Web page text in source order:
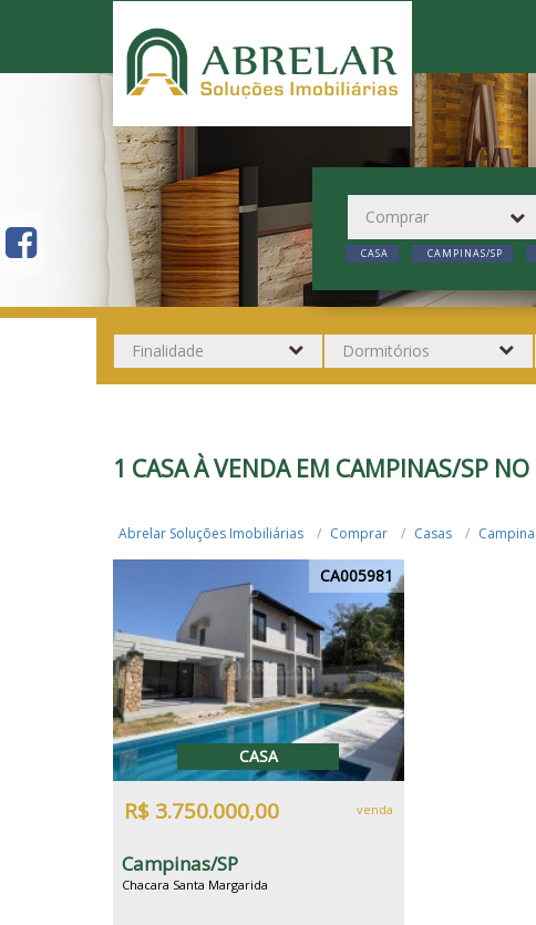
CASA CAMPINAS/SP
1 CASA À VENDA EM CAMPINAS/SP
Abrelar Soluções Imobiliárias Comprar Casas
CA005981
CASA
R$ 3.750.000,00 venda
Campinas/SP
Chacara Santa Margarida